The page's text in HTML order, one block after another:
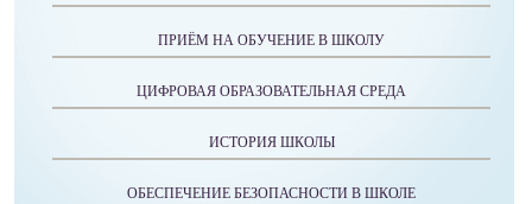
ПРИЁМ НА ОБУЧЕНИЕ В ШКОЛУ
ЦИФРОВАЯ ОБРАЗОВАТЕЛЬНАЯ СРЕДА
ИСТОРИЯ ШКОЛЫ
ОБЕСПЕЧЕНИЕ БЕЗОПАСНОСТИ В ШКОЛЕ